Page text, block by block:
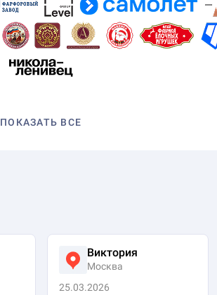
ПОКАЗАТЬ ВСЕ
Виктория
Москва
25.03.2026